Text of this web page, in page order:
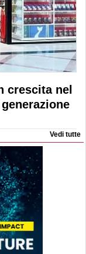
crescita nel
Vedi tutte